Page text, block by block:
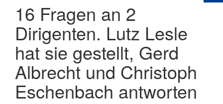
16 Fragen an 2
Dirigenten. Lutz Lesle
hat sie gestellt, Gerd
Albrecht und Christoph
Eschenbach antworten